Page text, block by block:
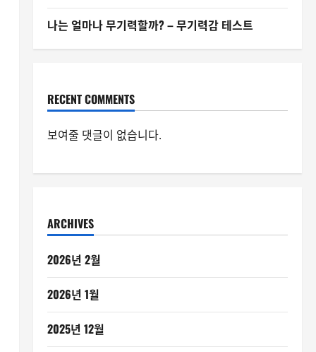
나는 얼마나 무기력할까? – 무기력감 테스트
RECENT COMMENTS
보여줄 댓글이 없습니다.
ARCHIVES
2026년 2월
2026년 1월
2025년 12월